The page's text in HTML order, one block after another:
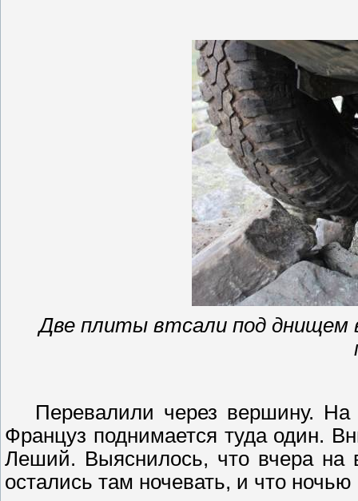
Две плиты втсалипод днищем
Перевалили через вершину.
Француз поднимается туда один.
Леший. Выяснилось, что вчера на
остались там ночевать, и что ночью